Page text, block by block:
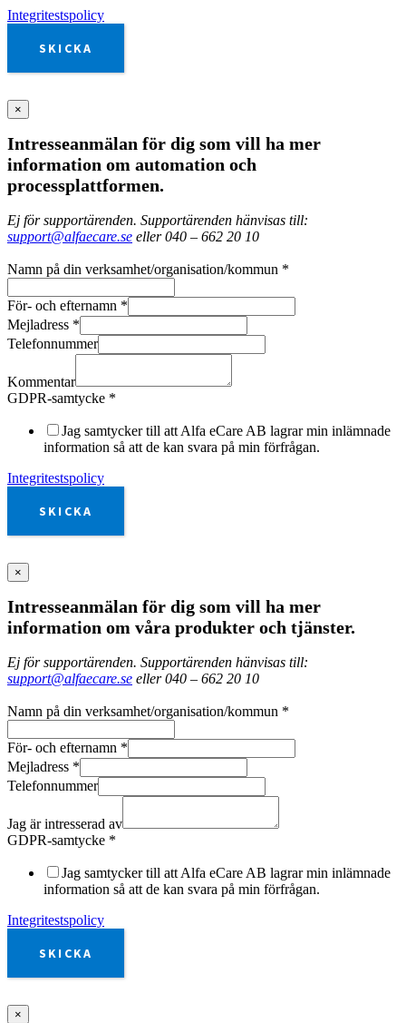
Integritestspolicy
SKICKA
×
Intresseanmälan för dig som vill ha mer
information om automation och
processplattformen.
Ej för supportärenden. Supportärenden hänvisas till:
support@alfaecare.se eller 040 – 662 20 10
Namn på din verksamhet/organisation/kommun *
För- och efternamn *
Mejladress *
Telefonnummer
Kommentar
GDPR-samtycke *
Jag samtycker till att Alfa eCare AB lagrar min inlämnade
information så att de kan svara på min förfrågan.
Integritestspolicy
SKICKA
×
Intresseanmälan för dig som vill ha mer
information om våra produkter och tjänster.
Ej för supportärenden. Supportärenden hänvisas till:
support@alfaecare.se eller 040 – 662 20 10
Namn på din verksamhet/organisation/kommun *
För- och efternamn *
Mejladress *
Telefonnummer
Jag är intresserad av
GDPR-samtycke *
Jag samtycker till att Alfa eCare AB lagrar min inlämnade
information så att de kan svara på min förfrågan.
Integritestspolicy
SKICKA
×